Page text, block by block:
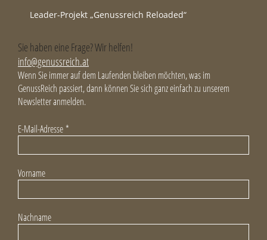
Leader-Projekt „Genussreich Reloaded“
Sie haben eine Frage? Wir helfen!
info@genussreich.at
Wenn Sie immer auf dem Laufenden bleiben möchten, was im
GenussReich passiert, dann können Sie sich ganz einfach zu unserem
Newsletter anmelden.
E-Mail-Adresse *
Vorname
Nachname